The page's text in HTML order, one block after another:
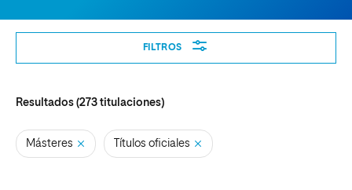
FILTROS
Resultados (273 titulaciones)
Másteres Títulos oficiales